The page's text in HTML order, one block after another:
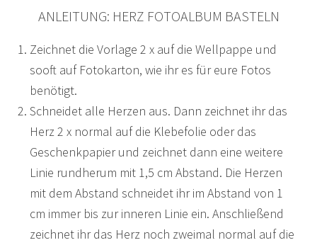
ANLEITUNG: HERZ FOTOALBUM BASTELN
Zeichnet die Vorlage 2 x auf die Wellpappe und
sooft auf Fotokarton, wie ihr es für eure Fotos
benötigt.
Schneidet alle Herzen aus. Dann zeichnet ihr das
Herz 2 x normal auf die Klebefolie oder das
Geschenkpapier und zeichnet dann eine weitere
Linie rundherum mit 1,5 cm Abstand. Die Herzen
mit dem Abstand schneidet ihr im Abstand von 1
cm immer bis zur inneren Linie ein. Anschließend
zeichnet ihr das Herz noch zweimal normal auf die